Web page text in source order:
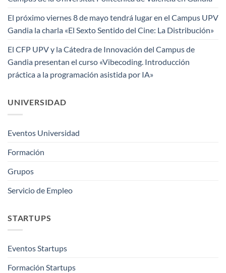
El próximo viernes 8 de mayo tendrá lugar en el Campus UPV
Gandia la charla «El Sexto Sentido del Cine: La Distribución»
El CFP UPV y la Cátedra de Innovación del Campus de
Gandia presentan el curso «Vibecoding. Introducción
práctica a la programación asistida por IA»
UNIVERSIDAD
Eventos Universidad
Formación
Grupos
Servicio de Empleo
STARTUPS
Eventos Startups
Formación Startups